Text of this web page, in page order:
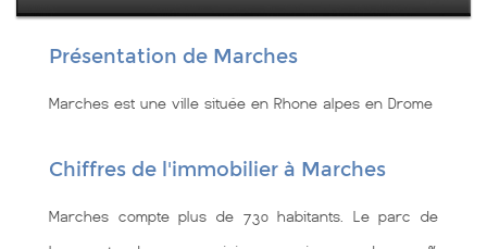
Présentation de Marches
Marches est une ville située en Rhone alpes en Drome
Chiffres de l'immobilier à Marches
Marches compte plus de 730 habitants. Le parc de